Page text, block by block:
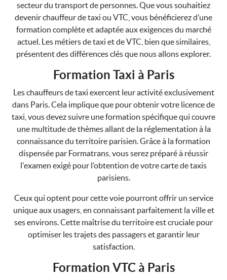
secteur du transport de personnes. Que vous souhaitiez
devenir chauffeur de taxi ou VTC, vous bénéficierez d’une
formation complète et adaptée aux exigences du marché
actuel. Les métiers de taxi et de VTC, bien que similaires,
présentent des différences clés que nous allons explorer.
Formation Taxi à Paris
Les chauffeurs de taxi exercent leur activité exclusivement
dans Paris. Cela implique que pour obtenir votre licence de
taxi, vous devez suivre une formation spécifique qui couvre
une multitude de thèmes allant de la réglementation à la
connaissance du territoire parisien. Grâce à la formation
dispensée par Formatrans, vous serez préparé à réussir
l'examen exigé pour l’obtention de votre carte de taxis
parisiens.
Ceux qui optent pour cette voie pourront offrir un service
unique aux usagers, en connaissant parfaitement la ville et
ses environs. Cette maîtrise du territoire est cruciale pour
optimiser les trajets des passagers et garantir leur
satisfaction.
Formation VTC à Paris